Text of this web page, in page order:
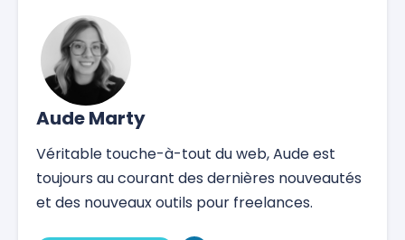
Aude Marty
Véritable touche-à-tout du web, Aude est
toujours au courant des dernières nouveautés
et des nouveaux outils pour freelances.